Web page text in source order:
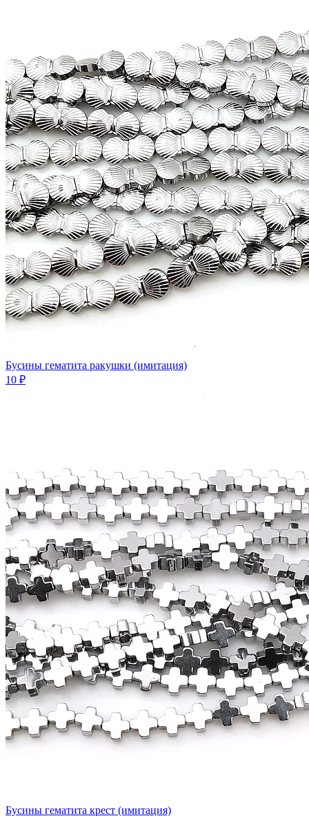
Бусины гематита ракушки (имитация)
10 ₽
Бусины гематита крест (имитация)